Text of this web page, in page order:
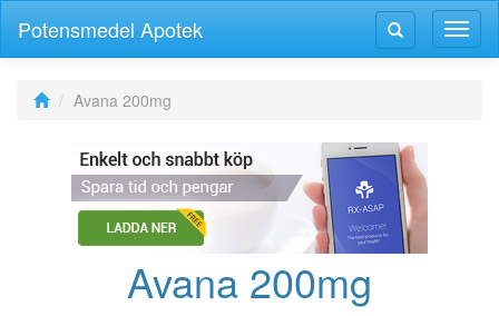
Växla
Växla
navigering
Potensmedel Apotek
Avana 200mg
Avana 200mg